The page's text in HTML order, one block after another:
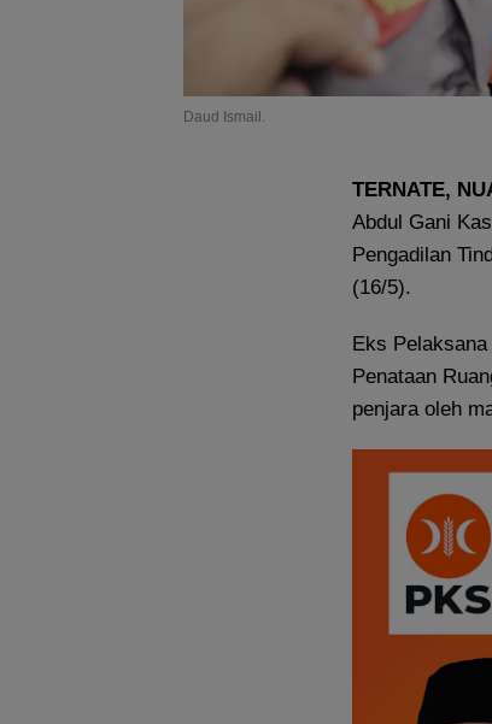
Daud Ismail.
TERNATE,
Abdul Gani
Pengadilan
(16/5).
Eks
Penataan
penjara oleh